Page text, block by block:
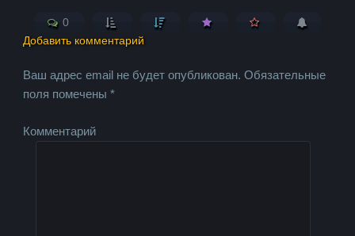
0
Добавить комментарий
Ваш адрес email не будет опубликован. Обязательные
поля помечены*
Комментарий